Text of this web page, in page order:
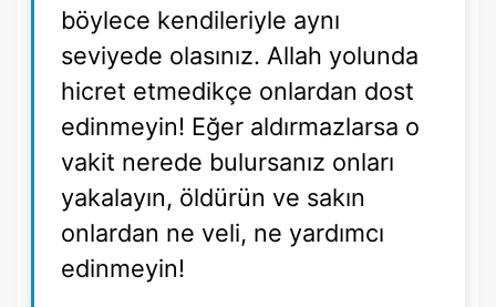
böylece kendileriyle aynı
seviyede olasınız. Allah yolunda
hicret etmedikçe onlardan dost
edinmeyin! Eğer aldırmazlarsa o
vakit nerede bulursanız onları
yakalayın, öldürün ve sakın
onlardan ne veli, ne yardımcı
edinmeyin!